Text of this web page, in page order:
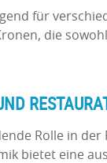
für
die
Rolle in
bietet eine